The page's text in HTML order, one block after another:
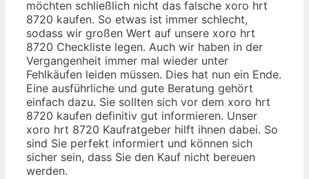
möchten schließlich nicht das falsche xoro hrt
8720 kaufen. So etwas ist immer schlecht,
sodass wir großen Wert auf unsere xoro hrt
8720 Checkliste legen. Auch wir haben in der
Vergangenheit immer mal wieder unter
Fehlkäufen leiden müssen. Dies hat nun ein Ende.
Eine ausführliche und gute Beratung gehört
einfach dazu. Sie sollten sich vor dem xoro hrt
8720 kaufen definitiv gut informieren. Unser
xoro hrt 8720 Kaufratgeber hilft ihnen dabei. So
sind Sie perfekt informiert und können sich
sicher sein, dass Sie den Kauf nicht bereuen
werden.